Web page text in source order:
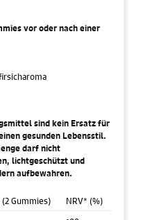
vor oder nach einer
sind kein Ersatz für
gesunden Lebensstil.
darf nicht
lichtgeschützt und
aufbewahren.
Gummies)
NRV* (%)